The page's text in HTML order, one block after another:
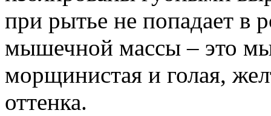
при рытье не попадает в
мышечной массы – это
морщинистая и голая,
оттенка.